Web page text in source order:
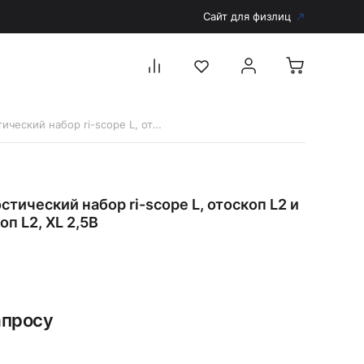
Сайт для физлиц
Перейти в каталог
Аксессуары для дерматоскопов
Дерматоскопы
Аккумуляторы и зарядные устройства
3751 Диагностический набор ri-scope L, отоскоп L2 и офтальмоскоп L2, XL 2,5В
набор ri-scope L, отоскоп L2 и
L2, XL 2,5В